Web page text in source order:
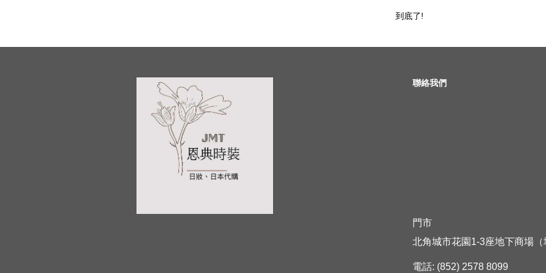
到底了!
聯絡我們
門市
北角城市花園1-3座地下商場
電話: (852) 2578 8099